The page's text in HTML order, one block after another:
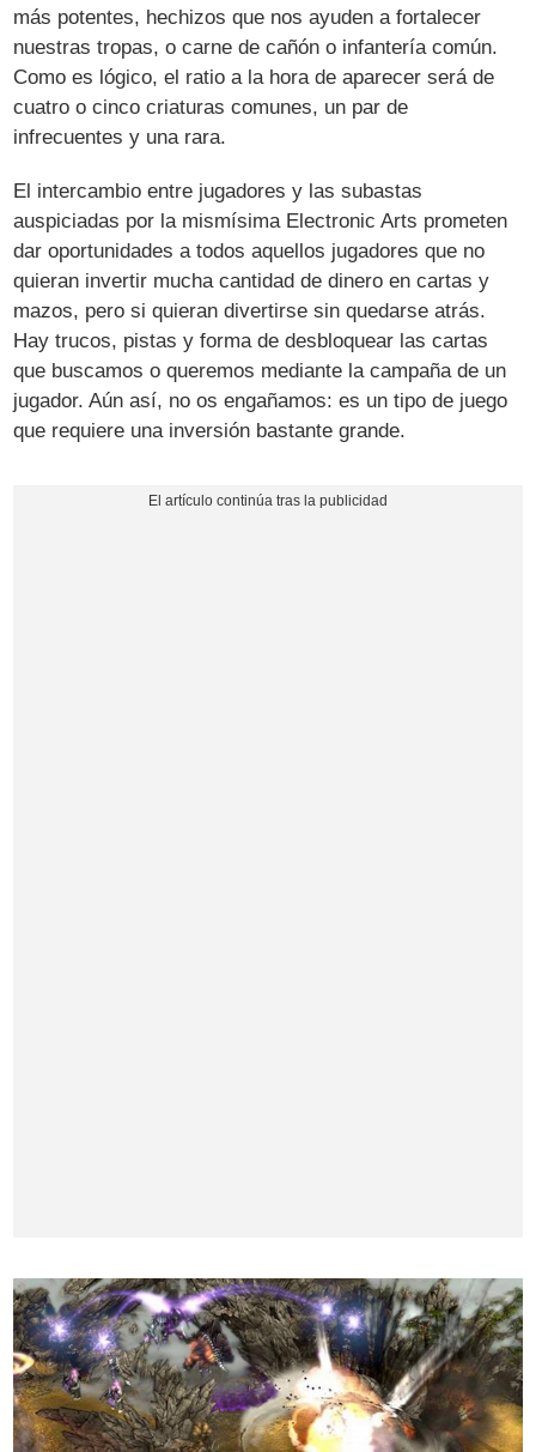
más potentes, hechizos que nos ayuden a fortalecer
nuestras tropas, o carne de cañón o infantería común.
Como es lógico, el ratio a la hora de aparecer será de
cuatro o cinco criaturas comunes, un par de
infrecuentes y una rara.
El intercambio entre jugadores y las subastas
auspiciadas por la mismísima Electronic Arts prometen
dar oportunidades a todos aquellos jugadores que no
quieran invertir mucha cantidad de dinero en cartas y
mazos, pero si quieran divertirse sin quedarse atrás.
Hay trucos, pistas y forma de desbloquear las cartas
que buscamos o queremos mediante la campaña de un
jugador. Aún así, no os engañamos: es un tipo de juego
que requiere una inversión bastante grande.